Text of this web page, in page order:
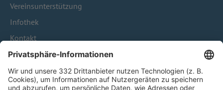
Vereinsunterstützung
Infothek
Kontakt
HÄUFIG BESUCHTE SEITEN
Pässe und Vereinswechsel